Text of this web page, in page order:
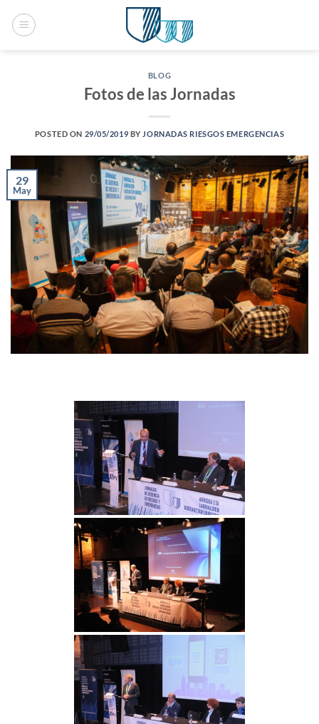
BLOG
Fotos de las Jornadas
POSTED ON 29/05/2019 BY JORNADAS RIESGOS EMERGENCIAS
29
May